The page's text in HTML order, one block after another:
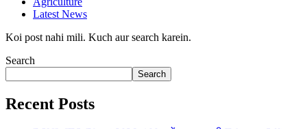
Latest News
Koi post nahi mili. Kuch aur search karein.
Search
Search
Recent Posts